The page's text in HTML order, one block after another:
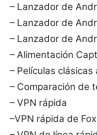
– Lanzador de
– Lanzador de
– Lanzador de
– Alimentación
– Películas
– Comparación de
– VPN rápida
–VPN rápida de Fox